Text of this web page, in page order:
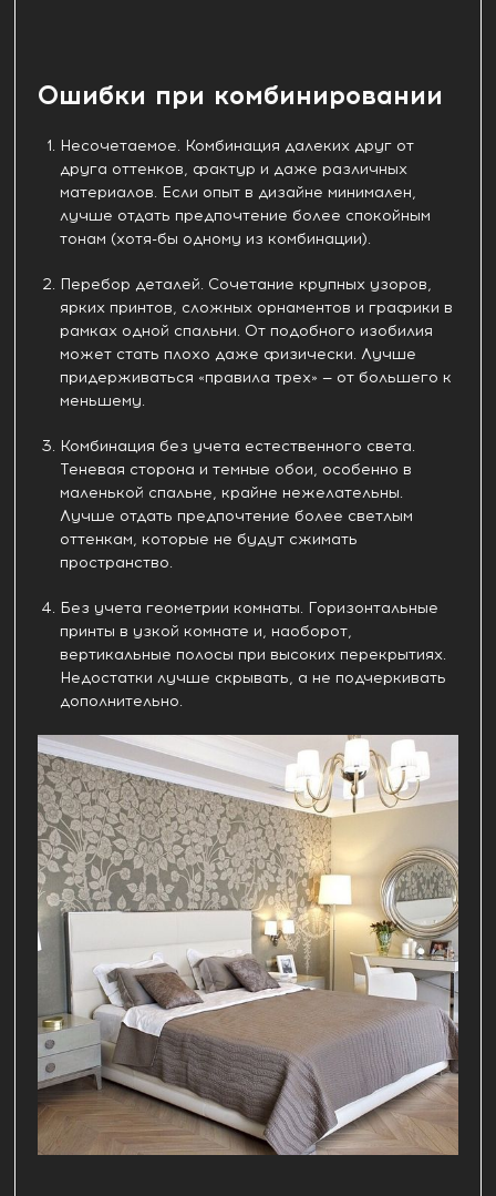
Ошибки при комбинировании
Несочетаемое. Комбинация далеких друг от
друга оттенков, фактур и даже различных
материалов. Если опыт в дизайне минимален,
лучше отдать предпочтение более спокойным
тонам (хотя-бы одному из комбинации).
Перебор деталей. Сочетание крупных узоров,
ярких принтов, сложных орнаментов и графики в
рамках одной спальни. От подобного изобилия
может стать плохо даже физически. Лучше
придерживаться «правила трех» — от большего к
меньшему.
Комбинация без учета естественного света.
Теневая сторона и темные обои, особенно в
маленькой спальне, крайне нежелательны.
Лучше отдать предпочтение более светлым
оттенкам, которые не будут сжимать
пространство.
Без учета геометрии комнаты. Горизонтальные
принты в узкой комнате и, наоборот,
вертикальные полосы при высоких перекрытиях.
Недостатки лучше скрывать, а не подчеркивать
дополнительно.